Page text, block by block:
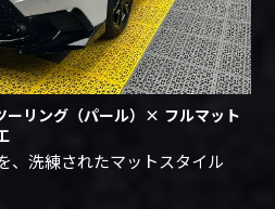
ーリング（パール）× フルマット
洗練されたマットスタイル